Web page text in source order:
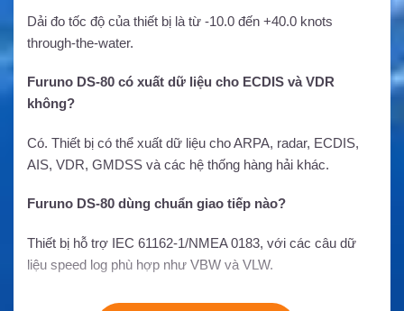
Dải đo tốc độ của thiết bị là từ -10.0 đến +40.0 knots
through-the-water.
Furuno DS-80 có xuất dữ liệu cho ECDIS và VDR
không?
Có. Thiết bị có thể xuất dữ liệu cho ARPA, radar, ECDIS,
AIS, VDR, GMDSS và các hệ thống hàng hải khác.
Furuno DS-80 dùng chuẩn giao tiếp nào?
Thiết bị hỗ trợ IEC 61162-1/NMEA 0183, với các câu dữ
liệu speed log phù hợp như VBW và VLW.